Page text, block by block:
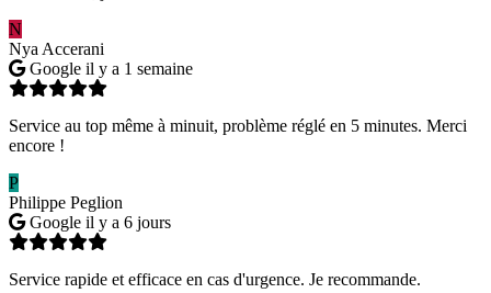
N
Nya Accerani
Google il y a 1 semaine
Service au top même à minuit, problème réglé en 5 minutes. Merci
encore !
P
Philippe Peglion
Google il y a 6 jours
Service rapide et efficace en cas d'urgence. Je recommande.